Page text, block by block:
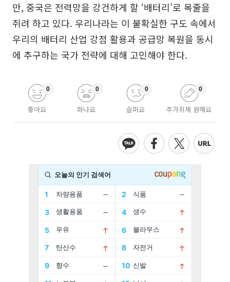
만, 중국은 전력망을 강건하게 할 ‘배터리’로 목줄을
쥐려 하고 있다. 우리나라는 이 불확실한 구도 속에서
우리의 배터리 산업 강점 활용과 공급망 복원을 동시
에 추구하는 국가 전략에 대해 고민해야 한다.
좋아요
0
화나요
0
슬퍼요
0
추가취재 원해요
0